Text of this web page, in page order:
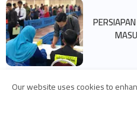
Our website uses cookies to